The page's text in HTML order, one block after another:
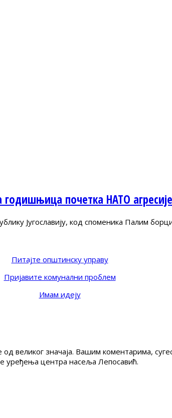
почетка НАТО агресије
Југославију, код споменика Палим
Питајте општинску управу
Пријавите комунални проблем
Имам идеју
великог значаја. Вашим коментарима,
уређења центра насеља Лепосавић.